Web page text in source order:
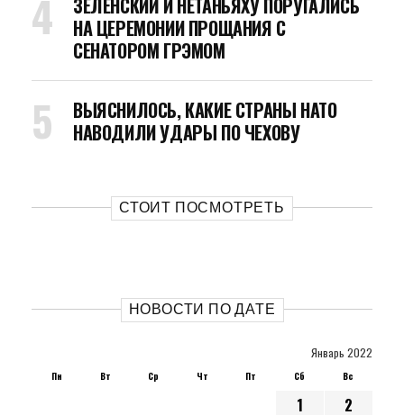
ЗЕЛЕНСКИЙ И НЕТАНЬЯХУ ПОРУГАЛИСЬ
НА ЦЕРЕМОНИИ ПРОЩАНИЯ С
СЕНАТОРОМ ГРЭМОМ
ВЫЯСНИЛОСЬ, КАКИЕ СТРАНЫ НАТО
НАВОДИЛИ УДАРЫ ПО ЧЕХОВУ
СТОИТ ПОСМОТРЕТЬ
НОВОСТИ ПО ДАТЕ
Январь 2022
Пн Вт Ср Чт Пт Сб Вс
1
2